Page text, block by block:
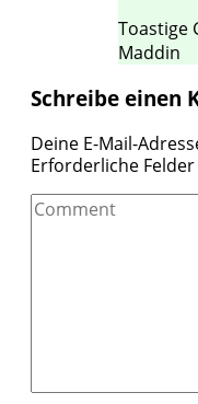
Toastige
Maddin
Schreibe einen
Deine E-Mail-
Erforderliche
Comment